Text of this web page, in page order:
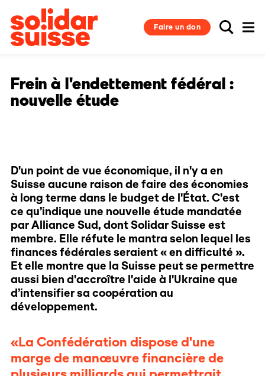
Faire un don
Frein à l'endettement fédéral :
nouvelle étude
D'un point de vue économique, il n'y a en
Suisse aucune raison de faire des économies
à long terme dans le budget de l'État. C'est
ce qu’indique une nouvelle étude mandatée
par Alliance Sud, dont Solidar Suisse est
membre. Elle réfute le mantra selon lequel les
finances fédérales seraient « en difficulté ».
Et elle montre que la Suisse peut se permettre
aussi bien d'accroître l'aide à l'Ukraine que
d’intensifier sa coopération au
développement.
«La Confédération dispose d'une
marge de manœuvre financière de